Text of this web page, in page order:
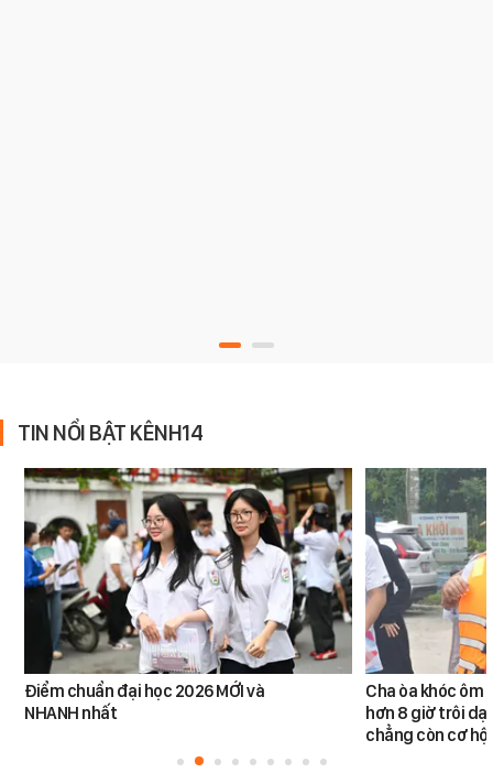
TIN NỔI BẬT KÊNH14
Điểm chuẩn đại học 2026 MỚI và
NHANH nhất
Cha òa khóc ôm
hơn 8 giờ trôi
chẳng còn cơ